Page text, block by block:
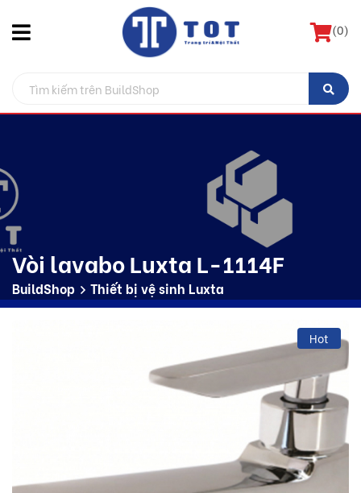
(0)
Vòi lavabo Luxta L-1114F
BuildShop Thiết bị vệ sinh Luxta
Hot